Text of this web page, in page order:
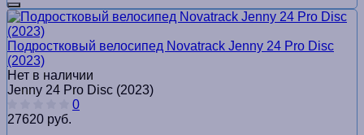
Подростковый велосипед Novatrack Jenny 24 Pro Disc
(2023)
Нет в наличии
Jenny 24 Pro Disc (2023)
0
27620 руб.